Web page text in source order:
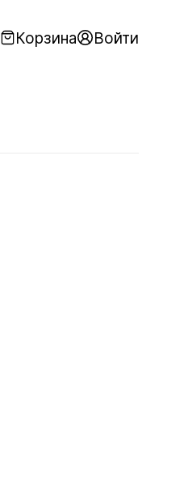
Корзина Войти